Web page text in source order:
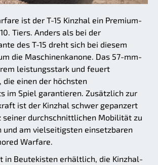
ist der T-15 Kinzhal ein Premium-
Tiers. Anders als bei der
des T-15 dreht sich bei diesem
die Maschinenkanone. Das 57-mm-
leistungsstark und feuert
die einen der höchsten
im Spiel garantieren. Zusätzlich zur
ist der Kinzhal schwer gepanzert
seiner durchschnittlichen Mobilität zu
und am vielseitigsten einsetzbaren
Warfare.
in Beutekisten erhältlich, die Kinzhal-